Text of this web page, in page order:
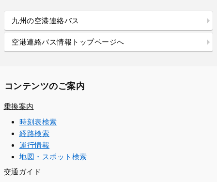
九州の空港連絡バス
空港連絡バス情報トップページへ
コンテンツのご案内
乗換案内
時刻表検索
経路検索
運行情報
地図・スポット検索
交通ガイド